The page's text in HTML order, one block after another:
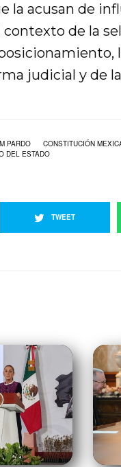
la acusan de
contexto de la
judicial y de
PARDO CONSTITUCIÓN
DEL ESTADO
TWEET